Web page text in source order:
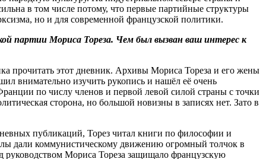
в том числе потому, что первые партийные структуры
но и для современной французской политики.
партии Мориса Тореза. Чем был вызван ваш интерес к
прочитать этот дневник. Архивы Мориса Тореза и его жены
внимательно изучить рукопись и нашёл её очень
по числу членов и первой левой силой страны с точки
сторона, но большой новизны в записях нет. Зато в
публикаций, Торез читал книги по философии и
дали коммунистическому движению огромный толчок в
руководством Мориса Тореза защищало французскую